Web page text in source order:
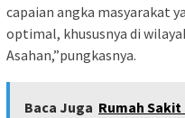
capaian angka masyarakat
optimal, khususnya di
Asahan,”pungkasnya.
Baca Juga Rumah Sakit